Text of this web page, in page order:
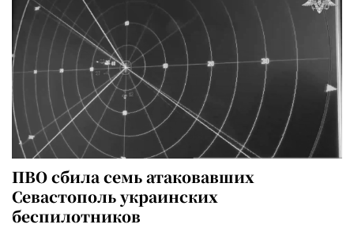
ПВО сбила семь атаковавших
Севастополь украинских
беспилотников